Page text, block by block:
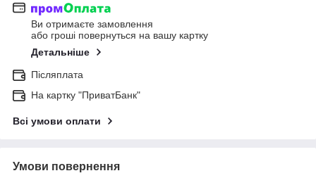
Ви отримаєте замовлення
або гроші повернуться на вашу картку
Детальніше
Післяплата
На картку "ПриватБанк"
Всі умови оплати
Умови повернення